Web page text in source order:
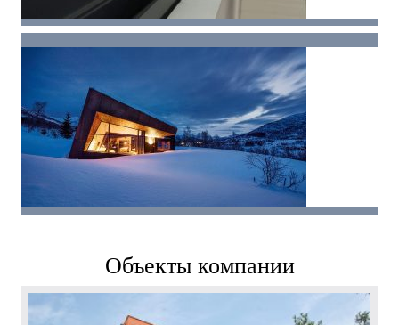
Объекты компании